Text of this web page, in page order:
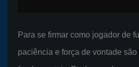
Para se firmar como jogador de
paciência e força de vontade